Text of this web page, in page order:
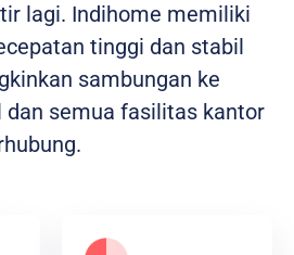
lagi. Indihome memiliki
tinggi dan stabil
sambungan ke
semua fasilitas kantor